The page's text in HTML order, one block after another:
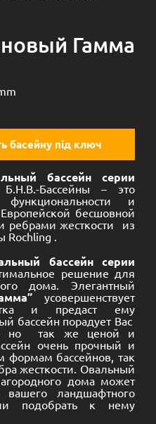
Гамма
басейну під ключ
бассейн серии
Бассейны – это
функциональности и
бесшовной
ребрами жесткости из
Rochling .
бассейн серии
решение для
дома. Элегантный
усовершенствует
и предаст ему
бассейн порадует Вас
но так же ценой и
очень прочный и
формам бассейнов, так
жесткости. Овальный
дома может
вашего ландшафтного
подобрать к нему